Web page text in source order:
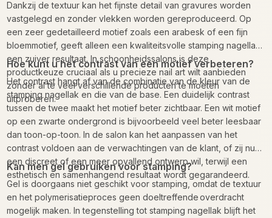
Dankzij de textuur kan het fijnste detail van gravures worden
vastgelegd en zonder vlekken worden gereproduceerd. Op
een zeer gedetailleerd motief zoals een arabesk of een fijn
bloemmotief, geeft alleen een kwaliteitsvolle stamping nagellak
een zuiver resultaat. In schoonheidssalons is deze
productkeuze cruciaal als u precieze nail art wilt aanbieden
zonder al te veel verschillende producten te moeten
uitproberen.
Hoe kunt u het contrast van een motief verbeteren?
Het contrast hangt af van de combinatie van de kleur van de
stamping nagellak en die van de base. Een duidelijk contrast
tussen de twee maakt het motief beter zichtbaar. Een wit motief
op een zwarte ondergrond is bijvoorbeeld veel beter leesbaar
dan toon-op-toon. In de salon kan het aanpassen van het
contrast voldoen aan de verwachtingen van de klant, of zij nu
een discreet of een meer opvallend ontwerp wil, terwijl een
esthetisch en samenhangend resultaat wordt gegarandeerd.
Kan men gel gebruiken voor stamping?
Gel is doorgaans niet geschikt voor stamping, omdat de textuur
en het polymerisatieproces geen doeltreffende overdracht
mogelijk maken. In tegenstelling tot stamping nagellak blijft het